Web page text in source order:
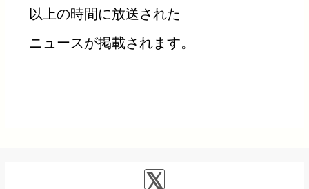
以上の時間に放送された
ニュースが掲載されます。